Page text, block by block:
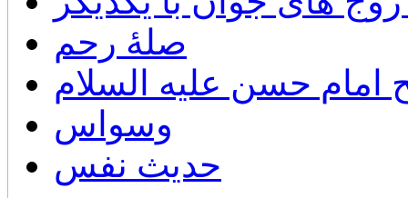
صلۀ رحم
امام حسن عليه السلام
وسواس
حدیث نفس